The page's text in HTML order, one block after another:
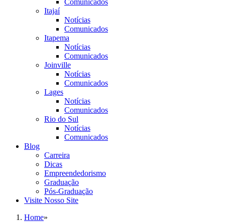
Comunicados
Itajaí
Notícias
Comunicados
Itapema
Notícias
Comunicados
Joinville
Notícias
Comunicados
Lages
Notícias
Comunicados
Rio do Sul
Notícias
Comunicados
Blog
Carreira
Dicas
Empreendedorismo
Graduação
Pós-Graduação
Visite Nosso Site
Home»